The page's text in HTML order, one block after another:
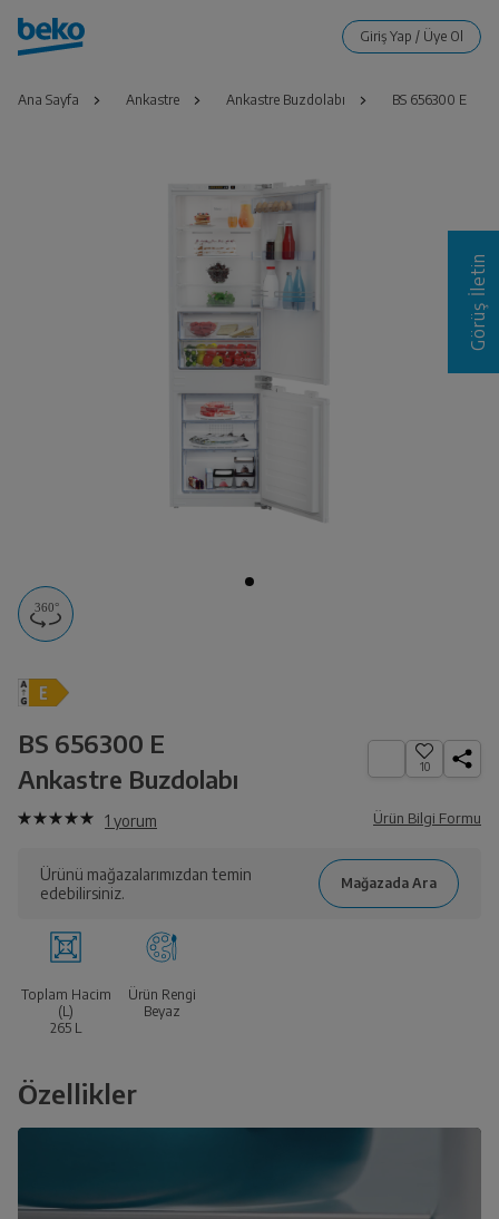
Ana Sayfa Ankastre Ankastre Buzdolabı BS 656300 E
BS 656300 E
Ankastre Buzdolabı
10
1 yorum Ürün Bilgi Formu
Ürünü mağazalarımızdan temin
edebilirsiniz.
Toplam Hacim
(L)
265 L
Ürün Rengi
Beyaz
Özellikler
Görüş İletin